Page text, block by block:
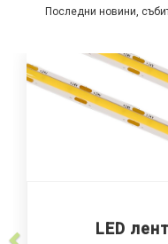
Последни новини,
chip